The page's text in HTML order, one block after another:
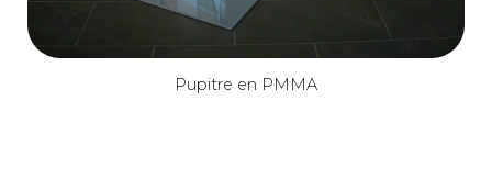
Pupitre en PMMA